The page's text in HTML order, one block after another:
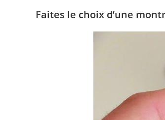
Faites le choix d’une